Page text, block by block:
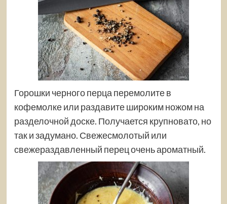
Горошки черного перца перемолите в
кофемолке или раздавите широким ножом на
разделочной доске. Получается крупновато, но
так и задумано. Свежесмолотый или
свежераздавленный перец очень ароматный.